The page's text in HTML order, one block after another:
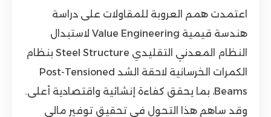
اعتمدت همم العروبة للمقاولات على دراسة
هندسة قيمية Value Engineering لاستبدال
النظام المعدني التقليدي Steel Structure بنظام
الكمرات الخرسانية لاحقة الشد Post-Tensioned
Beams، بما يحقق كفاءة إنشائية واقتصادية أعلى.
وقد ساهم هذا التحول في تحقيق توفير مالي